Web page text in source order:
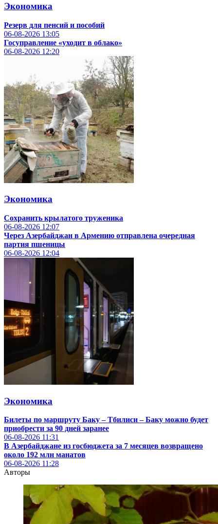
Экономика
Резерв для пенсий и пособий
06-08-2026 13:05
Госуправление «уходит в облако»
06-08-2026 12:20
Экономика
Сохранить крылатого труженика
06-08-2026 12:07
Через Азербайджан в Армению отправлена очередная
партия пшеницы
06-08-2026 12:04
Экономика
Билеты по маршруту Баку – Тбилиси – Баку можно будет
приобрести за 90 дней заранее
06-08-2026 11:31
В Азербайджане из госбюджета за 7 месяцев возвращено
около 192 млн манатов
06-08-2026 11:28
Авторы